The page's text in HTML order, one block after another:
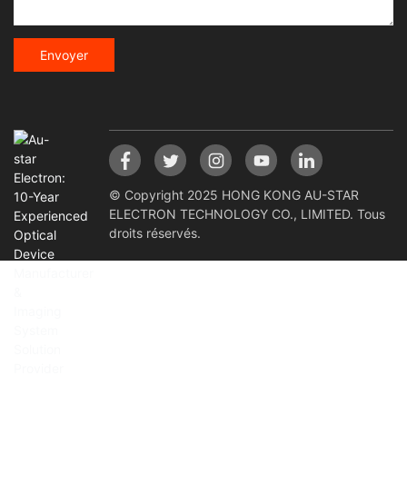
Envoyer
© Copyright 2025 HONG KONG AU-STAR
ELECTRON TECHNOLOGY CO., LIMITED. Tous
droits réservés.